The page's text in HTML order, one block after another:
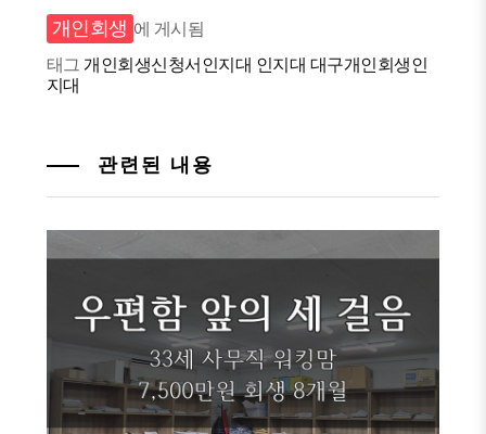
개인회생 에 게시됨
태그 개인회생신청서인지대 인지대 대구개인회생인
지대
관련된 내용